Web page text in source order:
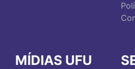
MÍDIAS UFU